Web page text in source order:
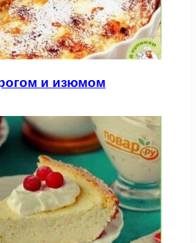
и изюмом